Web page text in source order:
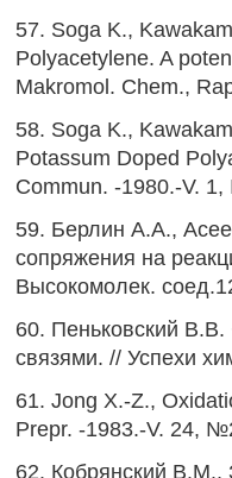
57. Soga K.,
Polyacetylene. A
Makromol. Chem.,
58. Soga K.,
Potassum Doped
Commun. -1980.-V.
59. Берлин A.A.,
сопряжения на
Высокомолек.
60. Пеньковский
связями. // Успехи
61. Jong X.-Z.,
Prepr. -1983.-V. 24,
62. Кобрянский